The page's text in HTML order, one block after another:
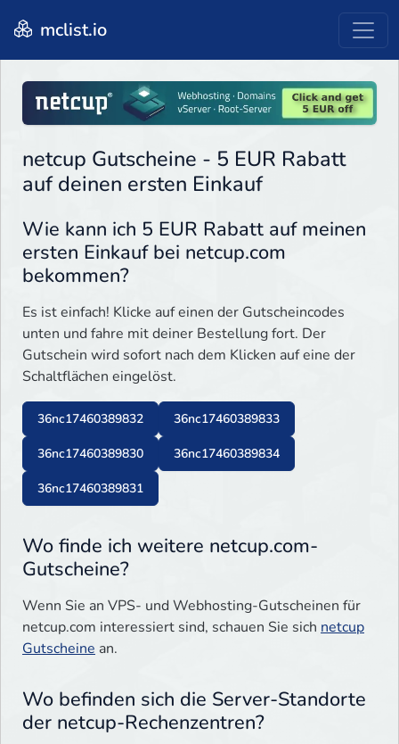
mclist.io
netcup Gutscheine - 5 EUR Rabatt
auf deinen ersten Einkauf
Wie kann ich 5 EUR Rabatt auf meinen
ersten Einkauf bei netcup.com
bekommen?
Es ist einfach! Klicke auf einen der Gutscheincodes
unten und fahre mit deiner Bestellung fort. Der
Gutschein wird sofort nach dem Klicken auf eine der
Schaltflächen eingelöst.
36nc17460389832 36nc17460389833
36nc17460389830 36nc17460389834
36nc17460389831
Wo finde ich weitere netcup.com-
Gutscheine?
Wenn Sie an VPS- und Webhosting-Gutscheinen für
netcup.com interessiert sind, schauen Sie sich netcup
Gutscheine an.
Wo befinden sich die Server-Standorte
der netcup-Rechenzentren?